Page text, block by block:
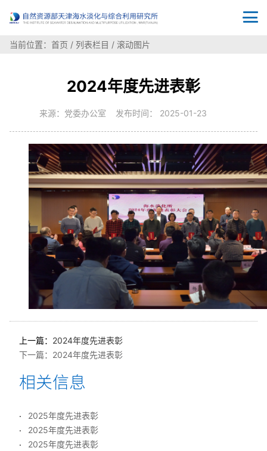
当前位置： 首页 / 列表栏目 / 滚动图片
2024年度先进表彰
来源：党委办公室 发布时间： 2025-01-23
上一篇： 2024年度先进表彰
下一篇： 2024年度先进表彰
2025年度先进表彰
2025年度先进表彰
2025年度先进表彰